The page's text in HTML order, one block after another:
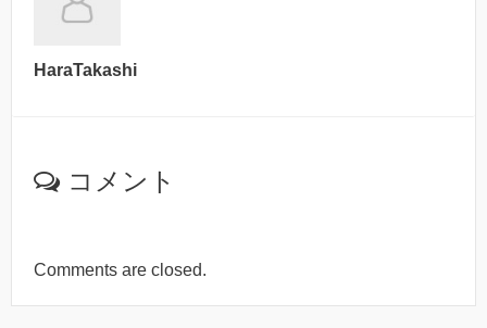
HaraTakashi
コメント
Comments are closed.